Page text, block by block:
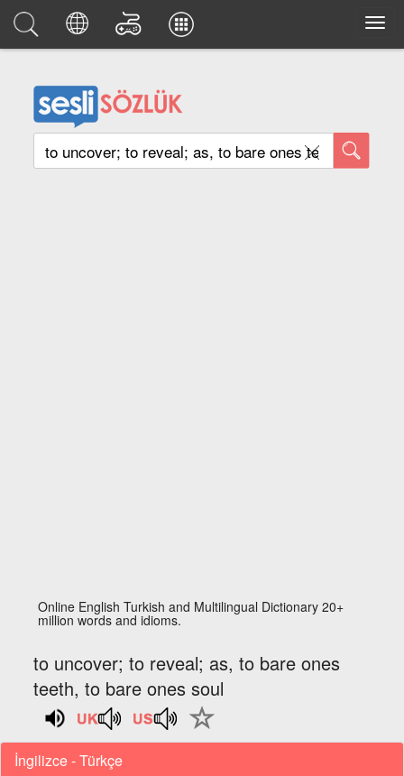
Online English Turkish and Multilingual Dictionary 20+
million words and idioms.
to uncover; to reveal; as, to bare ones
teeth, to bare ones soul
İngilizce - Türkçe